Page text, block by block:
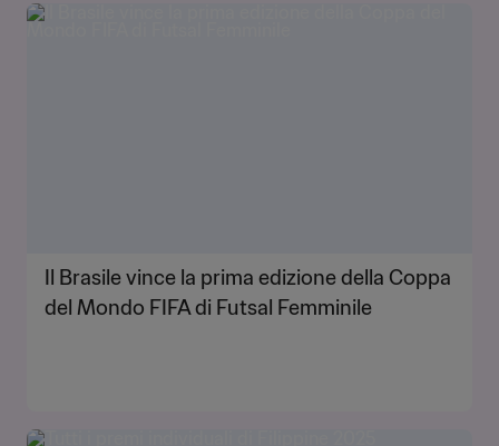
Il Brasile vince la prima edizione della Coppa
del Mondo FIFA di Futsal Femminile